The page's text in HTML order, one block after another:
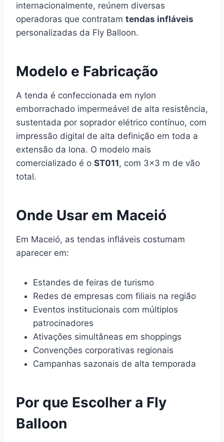
internacionalmente, reúnem diversas
operadoras que contratam tendas infláveis
personalizadas da Fly Balloon.
Modelo e Fabricação
A tenda é confeccionada em nylon
emborrachado impermeável de alta resistência,
sustentada por soprador elétrico contínuo, com
impressão digital de alta definição em toda a
extensão da lona. O modelo mais
comercializado é o ST011, com 3×3 m de vão
total.
Onde Usar em Maceió
Em Maceió, as tendas infláveis costumam
aparecer em:
Estandes de feiras de turismo
Redes de empresas com filiais na região
Eventos institucionais com múltiplos
patrocinadores
Ativações simultâneas em shoppings
Convenções corporativas regionais
Campanhas sazonais de alta temporada
Por que Escolher a Fly
Balloon